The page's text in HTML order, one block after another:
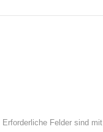
Erforderliche Felder sind mit